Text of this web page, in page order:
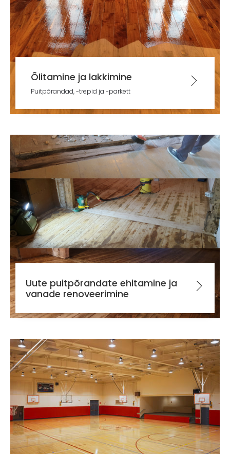
Õlitamine ja lakkimine
Puitpõrandad, -trepid ja -parkett
Uute puitpõrandate ehitamine ja
vanade renoveerimine